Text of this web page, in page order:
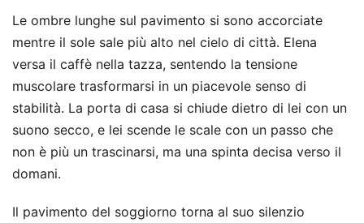
Le ombre lunghe sul pavimento si sono accorciate
mentre il sole sale più alto nel cielo di città. Elena
versa il caffè nella tazza, sentendo la tensione
muscolare trasformarsi in un piacevole senso di
stabilità. La porta di casa si chiude dietro di lei con un
suono secco, e lei scende le scale con un passo che
non è più un trascinarsi, ma una spinta decisa verso il
domani.
Il pavimento del soggiorno torna al suo silenzio